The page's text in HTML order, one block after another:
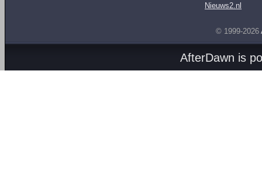
Nieuws2.nl
© 1999-2026
AfterDawn is